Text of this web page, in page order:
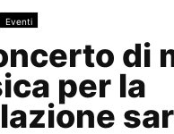
Eventi
di
per la